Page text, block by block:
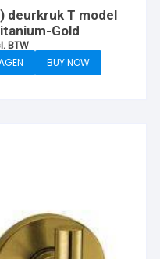
deurkruk T model
Gold
BTW
BUY NOW